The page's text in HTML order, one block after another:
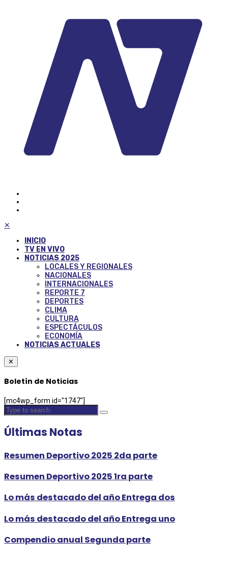
✕
INICIO
TV EN VIVO
NOTICIAS 2025
LOCALES Y REGIONALES
NACIONALES
INTERNACIONALES
REPORTE 7
DEPORTES
CLIMA
CULTURA
ESPECTÁCULOS
ECONOMÍA
NOTICIAS ACTUALES
✕
Boletín de Noticias
[mc4wp_form id="1747"]
Últimas Notas
Resumen Deportivo 2025 2da parte
Resumen Deportivo 2025 1ra parte
Lo más destacado del año Entrega dos
Lo más destacado del año Entrega uno
Compendio anual Segunda parte